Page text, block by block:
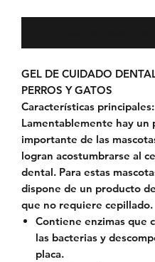
GEL DE CUIDADO
PERROS Y GATOS
Características principales:
Lamentablemente hay un
importante de las
logran acostumbrarse al
dental. Para estas
dispone de un producto
que no requiere cepillado.
Contiene enzimas que
las bacterias y
placa.